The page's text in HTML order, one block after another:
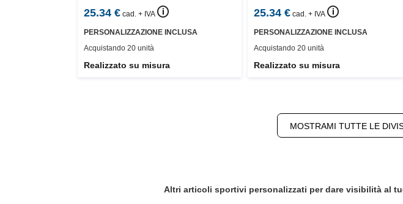
25.34 € cad. + IVA 🛈
PERSONALIZZAZIONE INCLUSA
Acquistando 20 unità
Realizzato su misura
25.34€ cad. + IVA 🛈
PERSONALIZZAZIONE INCLUSA
Acquistando 20 unità
Realizzato su misura
MOSTRAMI TUTTE LE
Altri articoli sportivi personalizzati per dare visibilità al